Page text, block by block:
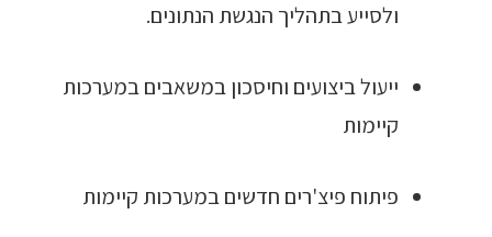
ולסייע בתהליך הנגשת הנתונים.
ייעול ביצועים וחיסכון במשאבים במערכות
קיימות
פיתוח פיצ'רים חדשים במערכות קיימות